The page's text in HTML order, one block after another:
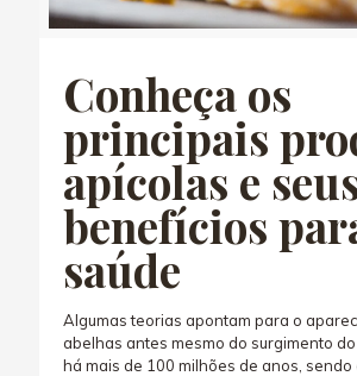
Conheça os
principais
apícolas e
benefícios
saúde
Algumas teorias apontam para o
abelhas antes mesmo do surgimento
há mais de 100 milhões de anos,